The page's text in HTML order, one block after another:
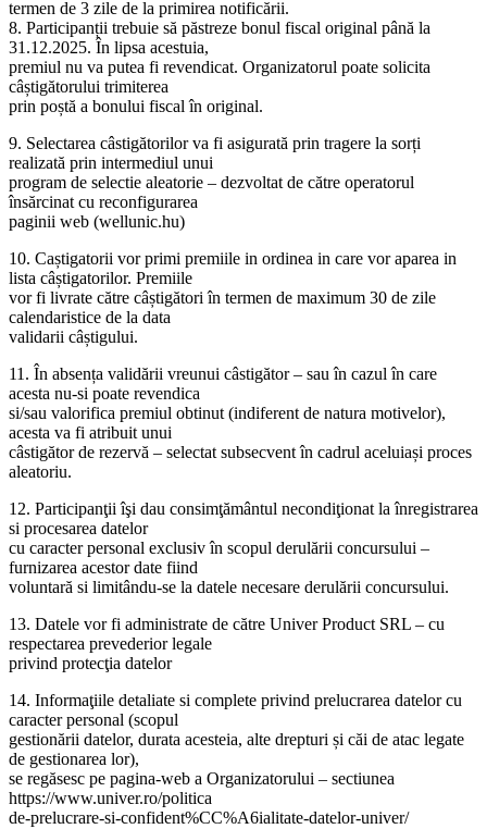
termen de 3 zile de la primirea notificării.
8. Participanții trebuie să păstreze bonul fiscal original până la
31.12.2025. În lipsa acestuia,
premiul nu va putea fi revendicat. Organizatorul poate solicita
câștigătorului trimiterea
prin poștă a bonului fiscal în original.
9. Selectarea câstigătorilor va fi asigurată prin tragere la sorți
realizată prin intermediul unui
program de selectie aleatorie – dezvoltat de către operatorul
însărcinat cu reconfigurarea
paginii web (wellunic.hu)
10. Caștigatorii vor primi premiile in ordinea in care vor aparea in
lista câștigatorilor. Premiile
vor fi livrate către câștigători în termen de maximum 30 de zile
calendaristice de la data
validarii câștigului.
11. În absența validării vreunui câstigător – sau în cazul în care
acesta nu-si poate revendica
si/sau valorifica premiul obtinut (indiferent de natura motivelor),
acesta va fi atribuit unui
câstigător de rezervă – selectat subsecvent în cadrul aceluiași proces
aleatoriu.
12. Participanţii îşi dau consimţământul necondiţionat la înregistrarea
si procesarea datelor
cu caracter personal exclusiv în scopul derulării concursului –
furnizarea acestor date fiind
voluntară si limitându-se la datele necesare derulării concursului.
13. Datele vor fi administrate de către Univer Product SRL – cu
respectarea prevederior legale
privind protecţia datelor
14. Informaţiile detaliate si complete privind prelucrarea datelor cu
caracter personal (scopul
gestionării datelor, durata acesteia, alte drepturi și căi de atac legate
de gestionarea lor),
se regăsesc pe pagina-web a Organizatorului – sectiunea
https://www.univer.ro/politica
de-prelucrare-si-confident%CC%A6ialitate-datelor-univer/